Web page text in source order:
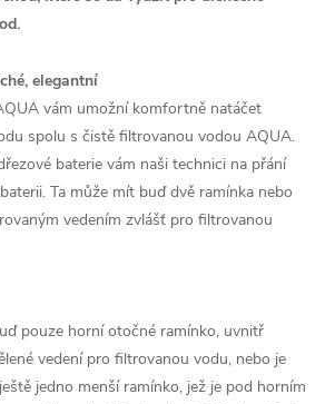
elegantní
vám umožní komfortně natáčet
spolu s čistě filtrovanou vodou AQUA.
baterie vám naši technici na přání
Ta může mít buď dvě ramínka nebo
vedením zvlášť pro filtrovanou
pouze horní otočné ramínko, uvnitř
vedení pro filtrovanou vodu, nebo je
jedno menší ramínko, jež je pod horním